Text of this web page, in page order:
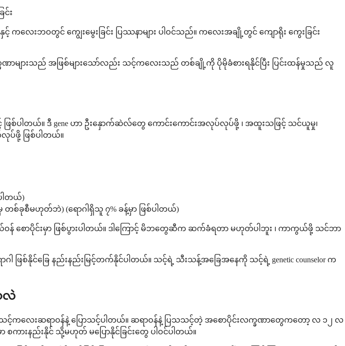
င်း
င့် ကလေးဘဝတွင် ကျွေးမွေးခြင်း ပြဿနာများ ပါဝင်သည်။ ကလေးအချို့တွင် ကျောရိုး ကွေးခြင်း
ခဏာများသည် အဖြစ်များသော်လည်း သင့်ကလေးသည် တစ်ချို့ကို ပိုမိုခံစားရနိုင်ပြီး ပြင်းထန်မှုသည် လူ
ောင့် ဖြစ်ပါတယ်။ ဒီ gene ဟာ ဦးနှောက်ဆဲလ်တွေ ကောင်းကောင်းအလုပ်လုပ်ဖို့ ၊ အထူးသဖြင့် သင်ယူမှု၊
ပ်ဖို့ ဖြစ်ပါတယ်။
ပါတယ်)
ထံမှ တစ်ခုစီမဟုတ်ဘဲ) (ရောဂါရှိသူ ၇% ခန့်မှာ ဖြစ်ပါတယ်)
ကိုယ်ဝန် စောပိုင်းမှာ ဖြစ်ပွားပါတယ်။ ဒါကြောင့် မိဘတွေဆီက ဆက်ခံရတာ မဟုတ်ပါဘူး ၊ ကာကွယ်ဖို့ သင်ဘာ
ါ ဖြစ်နိုင်ခြေ နည်းနည်းမြင့်တက်နိုင်ပါတယ်။ သင့်ရဲ့ သီးသန့်အခြေအနေကို သင့်ရဲ့ genetic counselor က
လဲ
ေးဆရာဝန်နဲ့ ပြောသင့်ပါတယ်။ ဆရာဝန်နဲ့ ပြသသင့်တဲ့ အစောပိုင်းလက္ခဏာတွေကတော့ လ ၁၂ လ
ားနည်းနိုင် သို့မဟုတ် မပြောနိုင်ခြင်းတွေ ပါဝင်ပါတယ်။